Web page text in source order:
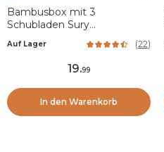
Bambusbox mit 3
Schubladen Sury
Auf Lager (22)
19.99
In den Warenkorb